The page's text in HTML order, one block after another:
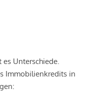
Unterschiede.
Immobilienkredits in